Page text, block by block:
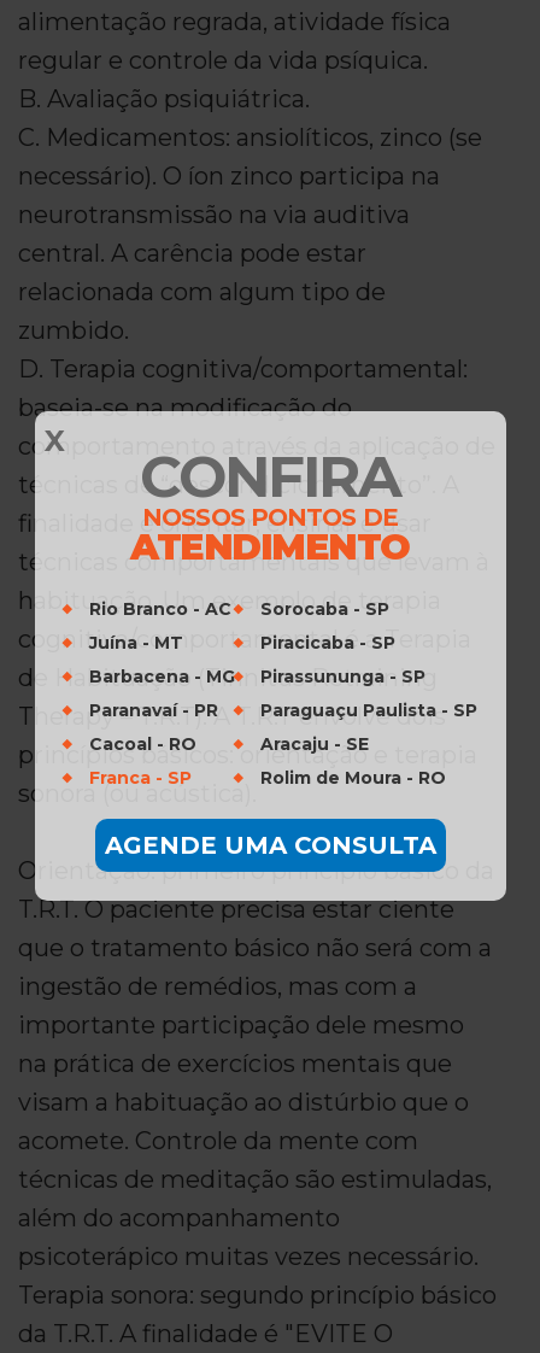
X
CONFIRA
NOSSOS PONTOS DE
ATENDIMENTO
Rio Branco - AC
Juína - MT
Barbacena - MG
Paranavaí - PR
Cacoal - RO
Franca - SP
Sorocaba - SP
Piracicaba - SP
Pirassununga - SP
Paraguaçu Paulista - SP
Aracaju - SE
Rolim de Moura - RO
AGENDE UMA CONSULTA
alimentação regrada, atividade física
regular e controle da vida psíquica.
B. Avaliação psiquiátrica.
C. Medicamentos: ansiolíticos, zinco (se
necessário). O íon zinco participa na
neurotransmissão na via auditiva
central. A carência pode estar
relacionada com algum tipo de
zumbido.
D. Terapia cognitiva/comportamental:
baseia-se na modificação do
comportamento através da aplicação de
técnicas de “descondicionamento”. A
finalidade é orientar, ensinar e usar
técnicas comportamentais que levam à
habituação. Um exemplo de terapia
cognitiva/comportamental é a Terapia
de Habituação (Tinnitus Retraining
Therapy – T.R.T). A T.R.T envolve dois
princípios básicos: orientação e terapia
sonora (ou acústica).
Orientação: primeiro principio básico da
T.R.T. O paciente precisa estar ciente
que o tratamento básico não será com a
ingestão de remédios, mas com a
importante participação dele mesmo
na prática de exercícios mentais que
visam a habituação ao distúrbio que o
acomete. Controle da mente com
técnicas de meditação são estimuladas,
além do acompanhamento
psicoterápico muitas vezes necessário.
Terapia sonora: segundo princípio básico
da T.R.T. A finalidade é "EVITE O